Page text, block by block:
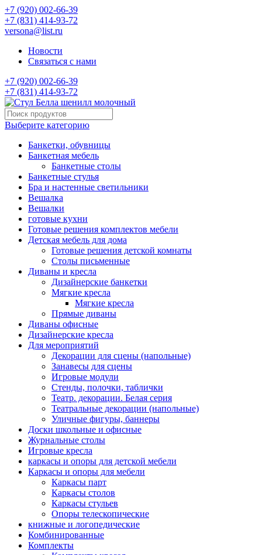
+7 (920) 002-66-39
+7 (831) 414-93-72
versona@list.ru
Новости
Связаться с нами
+7 (920) 002-66-39
+7 (831) 414-93-72
Выберите категорию
Банкетки, обувницы
Банкетная мебель
Банкетные столы
Банкетные стулья
Бра и настенные светильники
Вешалка
Вешалки
готовые кухни
Готовые решения комплектов мебели
Детская мебель для дома
Готовые решения детской комнаты
Столы письменные
Диваны и кресла
Дизайнерские банкетки
Мягкие кресла
Мягкие кресла
Прямые диваны
Диваны офисные
Дизайнерские кресла
Для мероприятий
Декорации для сцены (напольные)
Занавесы для сцены
Игровые модули
Стенды, полочки, таблички
Театр. декорации. Белая серия
Театральные декорации (напольные)
Уличные фигуры, баннеры
Доски школьные и офисные
Журнальные столы
Игровые кресла
каркасы и опоры для детской мебели
Каркасы и опоры для мебели
Каркасы парт
Каркасы столов
Каркасы стульев
Опоры телескопические
книжные и логопедические
Комбинированные
Комплекты